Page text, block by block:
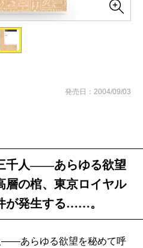
発売日：2004/09/03
千人――あらゆる欲望
層の棺、東京ロイヤル
が発生する……。
――あらゆる欲望を秘めて呼